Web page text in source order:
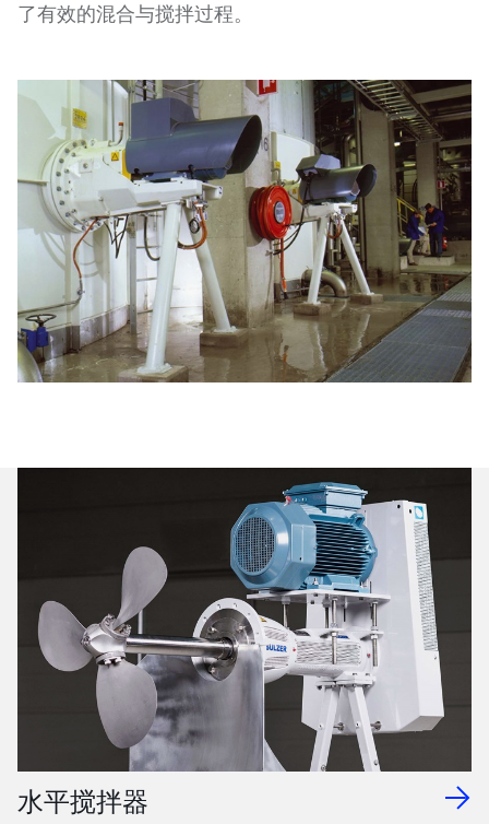
了有效的混合与搅拌过程。
水平搅拌器